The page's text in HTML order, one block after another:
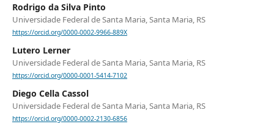
Rodrigo da Silva Pinto
Universidade Federal de Santa Maria, Santa Maria, RS
https://orcid.org/0000-0002-9966-889X
Lutero Lerner
Universidade Federal de Santa Maria, Santa Maria, RS
https://orcid.org/0000-0001-5414-7102
Diego Cella Cassol
Universidade Federal de Santa Maria, Santa Maria, RS
https://orcid.org/0000-0002-2130-6856